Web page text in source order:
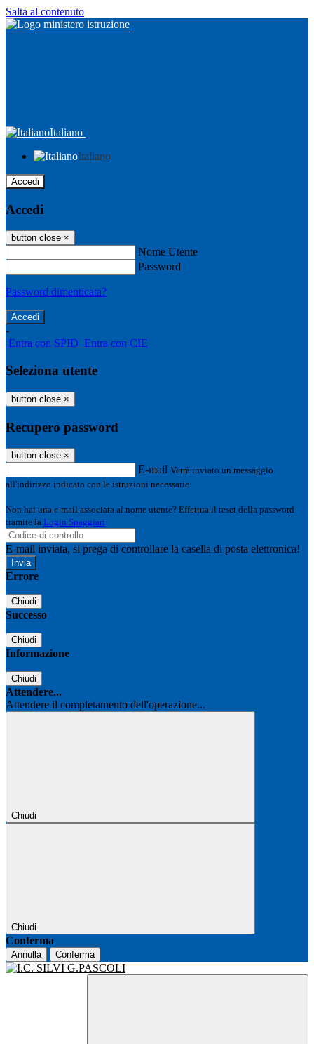
Salta al contenuto
Italiano
Italiano
Accedi
Accedi
button close ×
Nome Utente
Password
Password dimenticata?
-
Entra con SPID Entra con CIE
Seleziona utente
button close ×
Recupero password
button close ×
E-mail Verrà inviato un messaggio
all'indirizzo indicato con le istruzioni necessarie.
Non hai una e-mail associata al nome utente? Effettua il reset della password
tramite la Login Spaggiari
E-mail inviata, si prega di controllare la casella di posta elettronica!
Errore
Chiudi
Successo
Chiudi
Informazione
Chiudi
Attendere...
Attendere il completamento dell'operazione...
Chiudi
Chiudi
Conferma
Annulla Conferma